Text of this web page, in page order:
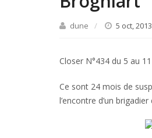
dune 5 oct, 2013
Closer N°434 du 5 au
Ce sont 24 mois de
l’encontre d’un